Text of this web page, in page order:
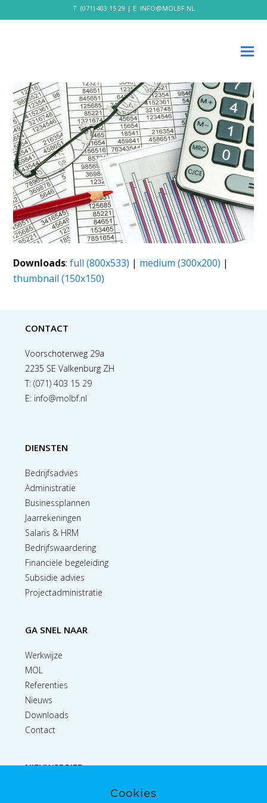
T: (071) 403 15 29 | E: INFO@MOLBF.NL
Downloads:full (800x533) | medium (300x200) |
thumbnail (150x150)
CONTACT
Voorschoterweg 29a
2235 SE Valkenburg ZH
T:(071) 403 15 29
E: info@molbf.nl
DIENSTEN
Bedrijfsadvies
Administratie
Businessplannen
Jaarrekeningen
Salaris & HRM
Bedrijfswaardering
Financiële begeleiding
Subsidie advies
Projectadministratie
GA SNEL NAAR
Werkwijze
MOL
Referenties
Nieuws
Downloads
Contact
NIEUWSBRIEF
Cookies